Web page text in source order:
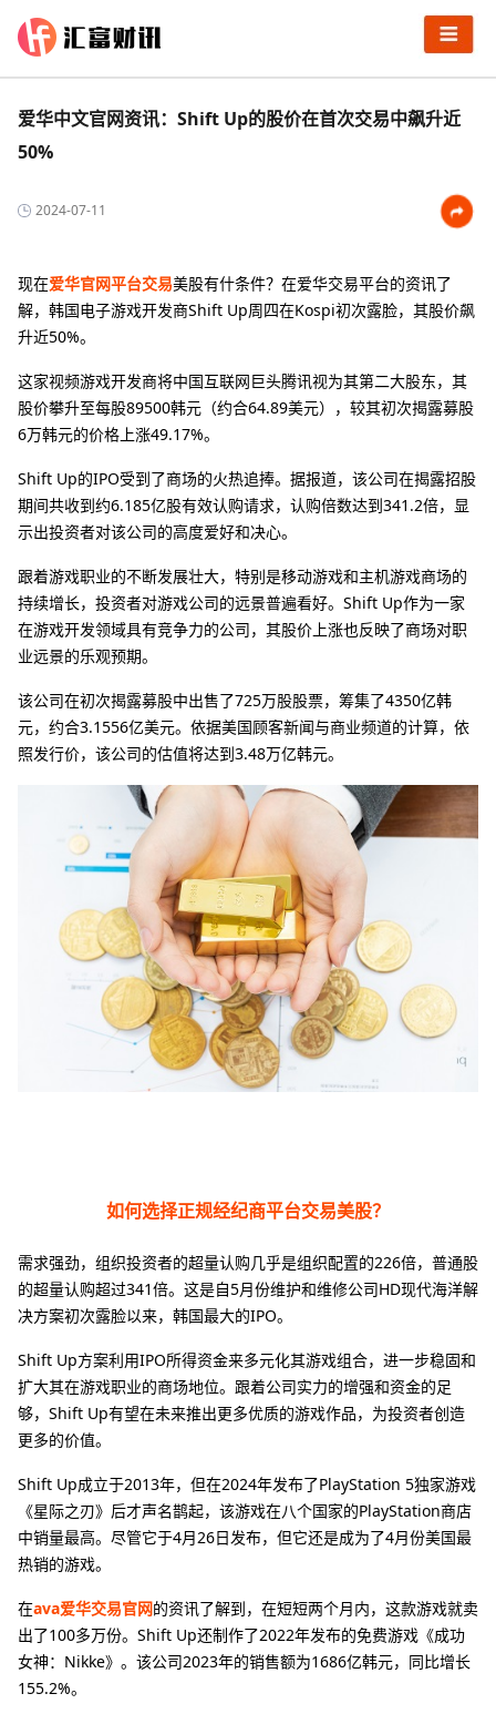
爱华中文官网资讯：Shift Up的股价在首次交易中飙升近
50%
2024-07-11
现在爱华官网平台交易美股有什条件？在爱华交易平台的资讯了
解，韩国电子游戏开发商Shift Up周四在Kospi初次露脸，其股价飙
升近50%。
这家视频游戏开发商将中国互联网巨头腾讯视为其第二大股东，其
股价攀升至每股89500韩元（约合64.89美元），较其初次揭露募股
6万韩元的价格上涨49.17%。
Shift Up的IPO受到了商场的火热追捧。据报道，该公司在揭露招股
期间共收到约6.185亿股有效认购请求，认购倍数达到341.2倍，显
示出投资者对该公司的高度爱好和决心。
跟着游戏职业的不断发展壮大，特别是移动游戏和主机游戏商场的
持续增长，投资者对游戏公司的远景普遍看好。Shift Up作为一家
在游戏开发领域具有竞争力的公司，其股价上涨也反映了商场对职
业远景的乐观预期。
该公司在初次揭露募股中出售了725万股股票，筹集了4350亿韩
元，约合3.1556亿美元。依据美国顾客新闻与商业频道的计算，依
照发行价，该公司的估值将达到3.48万亿韩元。
如何选择正规经纪商平台交易美股？
需求强劲，组织投资者的超量认购几乎是组织配置的226倍，普通股
的超量认购超过341倍。这是自5月份维护和维修公司HD现代海洋解
决方案初次露脸以来，韩国最大的IPO。
Shift Up方案利用IPO所得资金来多元化其游戏组合，进一步稳固和
扩大其在游戏职业的商场地位。跟着公司实力的增强和资金的足
够，Shift Up有望在未来推出更多优质的游戏作品，为投资者创造
更多的价值。
Shift Up成立于2013年，但在2024年发布了PlayStation 5独家游戏
《星际之刃》后才声名鹊起，该游戏在八个国家的PlayStation商店
中销量最高。尽管它于4月26日发布，但它还是成为了4月份美国最
热销的游戏。
在ava爱华交易官网的资讯了解到，在短短两个月内，这款游戏就卖
出了100多万份。Shift Up还制作了2022年发布的免费游戏《成功
女神：Nikke》。该公司2023年的销售额为1686亿韩元，同比增长
155.2%。